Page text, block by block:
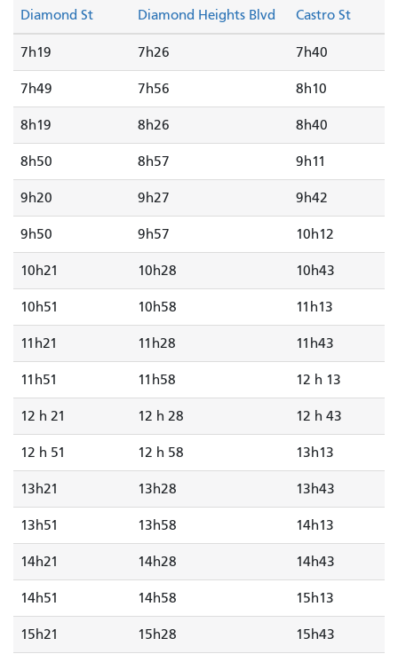
Diamond St
Diamond Heights Blvd
Castro St
7h19 7h26 7h40
7h49 7h56 8h10
8h19 8h26 8h40
8h50 8h57 9h11
9h20 9h27 9h42
9h50 9h57 10h12
10h21 10h28 10h43
10h51 10h58 11h13
11h21 11h28 11h43
11h51 11h58 12 h 13
12 h 21 12 h 28 12 h 43
12 h 51 12 h 58 13h13
13h21 13h28 13h43
13h51 13h58 14h13
14h21 14h28 14h43
14h51 14h58 15h13
15h21 15h28 15h43